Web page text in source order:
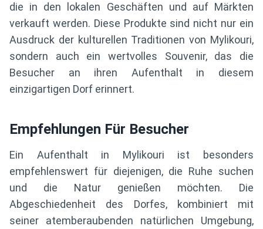
die in den lokalen Geschäften und auf Märkten
verkauft werden. Diese Produkte sind nicht nur ein
Ausdruck der kulturellen Traditionen von Mylikouri,
sondern auch ein wertvolles Souvenir, das die
Besucher an ihren Aufenthalt in diesem
einzigartigen Dorf erinnert.
Empfehlungen Für Besucher
Ein Aufenthalt in Mylikouri ist besonders
empfehlenswert für diejenigen, die Ruhe suchen
und die Natur genießen möchten. Die
Abgeschiedenheit des Dorfes, kombiniert mit
seiner atemberaubenden natürlichen Umgebung,